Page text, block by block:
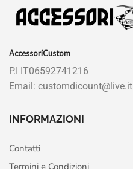
AccessoriCustom
P.I IT06592741216
Email: customdicount@live.it
INFORMAZIONI
Contatti